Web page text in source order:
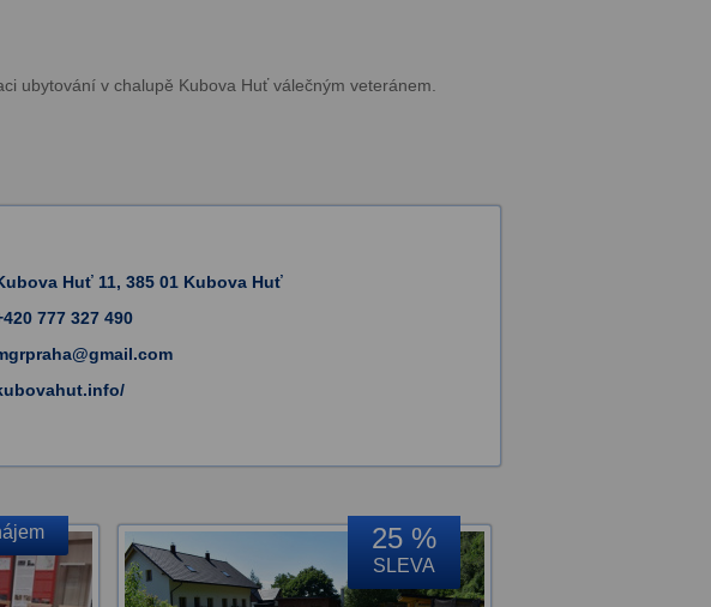
ubytování v chalupě Kubova Huť válečným veteránem.
Huť 11, 385 01 Kubova Huť
777 327 490
25 %
SLEVA